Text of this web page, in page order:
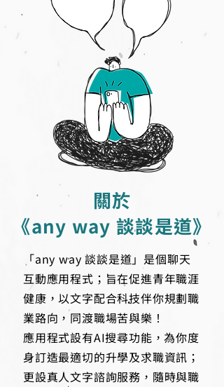
關於
《any way 談談是道》
「any way 談談是道」是個聊天
互動應用程式；旨在促進青年職涯
健康，以文字配合科技伴你規劃職
業路向，同渡職場苦與樂！
應用程式設有AI搜尋功能，為你度
身訂造最適切的升學及求職資訊；
更設真人文字諮詢服務，隨時與職